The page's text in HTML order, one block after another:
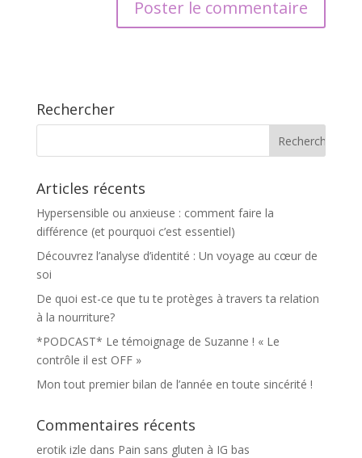
Rechercher
Articles récents
Hypersensible ou anxieuse : comment faire la
différence (et pourquoi c’est essentiel)
Découvrez l’analyse d’identité : Un voyage au cœur de
soi
De quoi est-ce que tu te protèges à travers ta relation
à la nourriture?
*PODCAST* Le témoignage de Suzanne ! « Le
contrôle il est OFF »
Mon tout premier bilan de l’année en toute sincérité !
Commentaires récents
erotik izle dans Pain sans gluten à IG bas